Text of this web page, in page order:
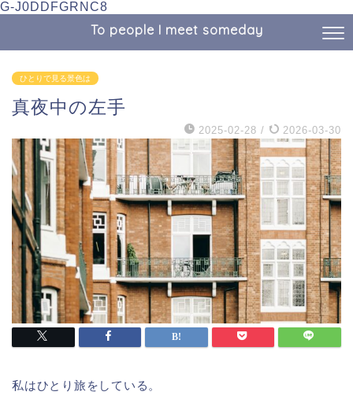
G-J0DDFGRNC8
To people I meet someday
ひとりで見る景色は
真夜中の左手
2025-02-28 / 2026-03-30
私はひとり旅をしている。